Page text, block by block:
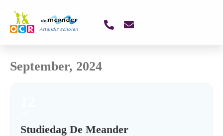
September, 2024
Studiedag De Meander